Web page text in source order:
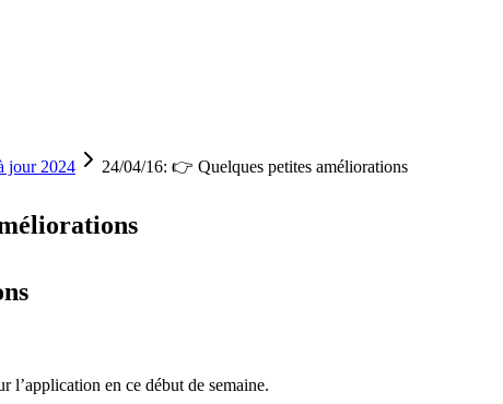
jour 2024 24/04/16: 👉 Quelques petites améliorations
l’application en ce début de semaine.